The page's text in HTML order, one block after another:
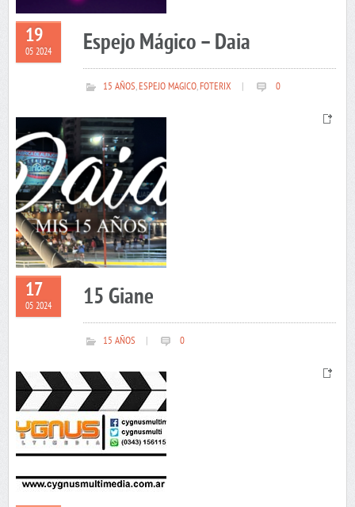
19
05 2024 Espejo Mágico – Daia
15 AÑOS,ESPEJO MAGICO,FOTERIX 0
17
05 2024 15 Giane
15 AÑOS 0